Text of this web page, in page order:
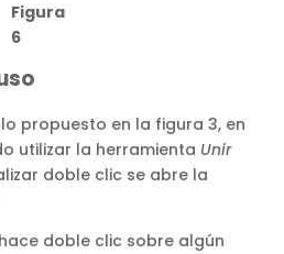
Figura
6
propuesto en la figura 3, en
utilizar la herramienta Unir
doble clic se abre la
doble clic sobre algún